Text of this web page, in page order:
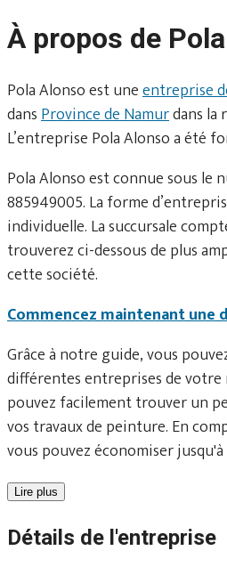
À propos de
Pola Alonso est uneentreprise
dansProvince de Namurdans la
L’entreprise Pola Alonso a été
Pola Alonso est connue sous le
885949005. La forme
individuelle. La succursale
trouverez ci-dessous de plus
cette société.
Commencez maintenant une
Grâce à notre guide, vous
différentes entreprises de votre
pouvez facilement trouver un
vos travaux de peinture. En
vous pouvez économiser
Lire plus
Détails de l'entreprise